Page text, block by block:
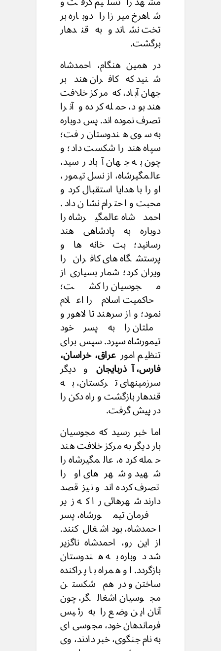
شاهرخ میرزا را دوباره بر
تخت نشاند و به قندهار
برگشت.
در همین هنگام، احمدشاه
شنید که کافران هند بر
جهان آباد، که مرکز خلافت
هند بود، حمله کرده و آنرا
تصرف نموده اند. پس دوباره
به سوی هندوستان رفت؛
سپاه هند را شکست داد؛ و
چون به جهان آباد رسید،
عالمگیرشاه، از نسل تیمور،
او را با هدایا استقبال کرد و
محبت و احترام نشان داد.
احمدشاه عالمگیرشاه را
دوباره به پادشاهی هند
رسانید؛ بت خانه ها و
پرستشگاه های کافران را
ویران کرد؛ شمار بسیاری از
مجوسیان را کشت؛
حاکمیت اسلام را اعلام
نمود؛ و از سرهند تا لاهور و
ملتان را به پسر خود
تیمورشاه سپرد. سپس برای
تنظیم امور عراق، خراسان،
فارس، آذربایجان و دیگر
سرزمینهای ترکستان، به
قندهار بازگشت و راه دکن را
در پیش گرفت.
اما خبر رسید که مجوسیان
بار دیگر به مرکز خلافت هند
حمله کرده، عالمگیرشاه را
شهید و شهرهای او را
تصرف کرده اند و نیز قصد
دارند شهرهائی را که زیر
فرمان تیمورشاه، پسر
احمدشاه، بود اشغال کنند.
از این رو، احمدشاه ناگزیر
شد دوباره به هندوستان
بازگردد. او همراه با پراکنده
ساختن و درهم شکستن
مجوسیان اشغالگر، چون
آنان این وضع را به رئیس
فرماندهان خود، مجوسی ای
به نام جنگوی، خبر دادند، وی